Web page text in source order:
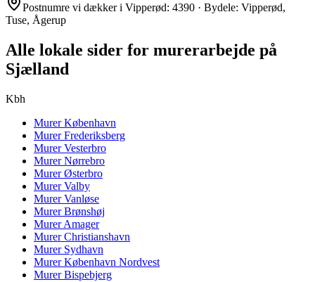
Postnumre vi dækker i Vipperød: 4390 · Bydele: Vipperød,
Tuse, Ågerup
Alle lokale sider for murerarbejde på
Sjælland
Kbh
MurerKøbenhavn
MurerFrederiksberg
MurerVesterbro
MurerNørrebro
MurerØsterbro
MurerValby
MurerVanløse
MurerBrønshøj
MurerAmager
MurerChristianshavn
Murer Sydhavn
MurerKøbenhavn Nordvest
MurerBispebjerg